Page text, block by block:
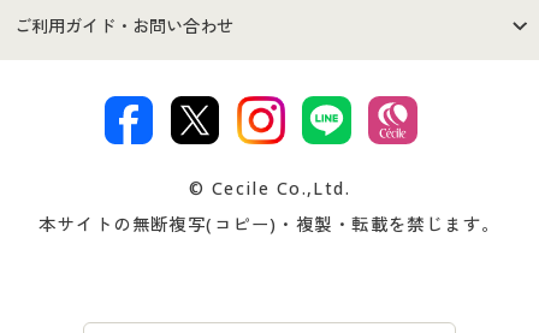
セシールご利用規約
著作権・商標について 会社案内
商品カテゴリ
プレゼント＆キャンペーン サイトマップ
ご利用ガイド・お問い合わせ
交換・返品は お支払は
ついて
忘れの場合
© Cecile Co.,Ltd.
本サイトの無断複写(コピー)・複製・転載を禁じます。